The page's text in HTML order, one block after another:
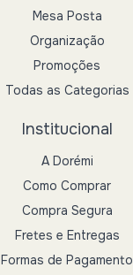
Mesa Posta
Organização
Promoções
Todas as Categorias
Institucional
A Dorémi
Como Comprar
Compra Segura
Fretes e Entregas
Formas de Pagamento